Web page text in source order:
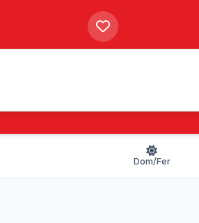
Dom/Fer